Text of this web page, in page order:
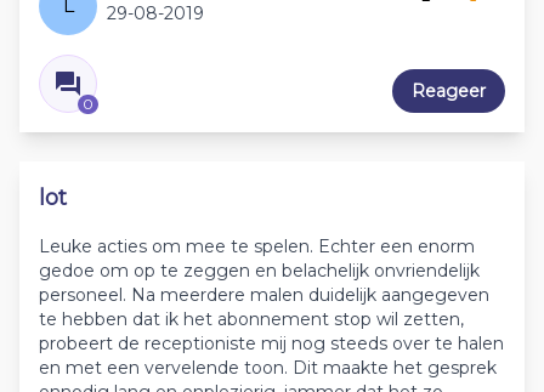
L
29-08-2019
0
Reageer
lot
Leuke acties om mee te spelen. Echter een enorm
gedoe om op te zeggen en belachelijk onvriendelijk
personeel. Na meerdere malen duidelijk aangegeven
te hebben dat ik het abonnement stop wil zetten,
probeert de receptioniste mij nog steeds over te halen
en met een vervelende toon. Dit maakte het gesprek